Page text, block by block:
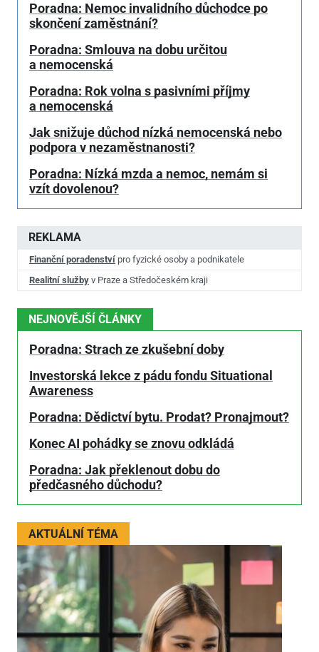
REKLAMA
Finanční poradenství pro fyzické osoby a podnikatele
Realitní služby v Praze a Středočeském kraji
NEJNOVĚJŠÍ ČLÁNKY
Poradna: Strach ze zkušební doby
Investorská lekce z pádu fondu Situational
Awareness
Poradna: Dědictví bytu. Prodat? Pronajmout?
Konec AI pohádky se znovu odkládá
Poradna: Jak překlenout dobu do
předčasného důchodu?
AKTUÁLNÍ TÉMA
Poradna: Nemoc invalidního důchodce po
skončení zaměstnání?
Poradna: Smlouva na dobu určitou
a nemocenská
Poradna: Rok volna s pasivními příjmy
a nemocenská
Jak snižuje důchod nízká nemocenská nebo
podpora v nezaměstnanosti?
Poradna: Nízká mzda a nemoc, nemám si
vzít dovolenou?